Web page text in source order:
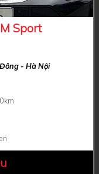
Sport
- Hà Nội